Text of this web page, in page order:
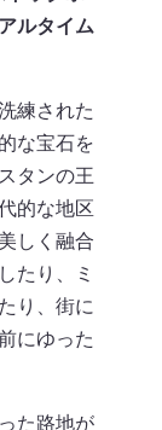
ルタイム
練された
な宝石を
タンの王
的な地区
しく融合
たり、ミ
り、街に
にゆった
た路地が